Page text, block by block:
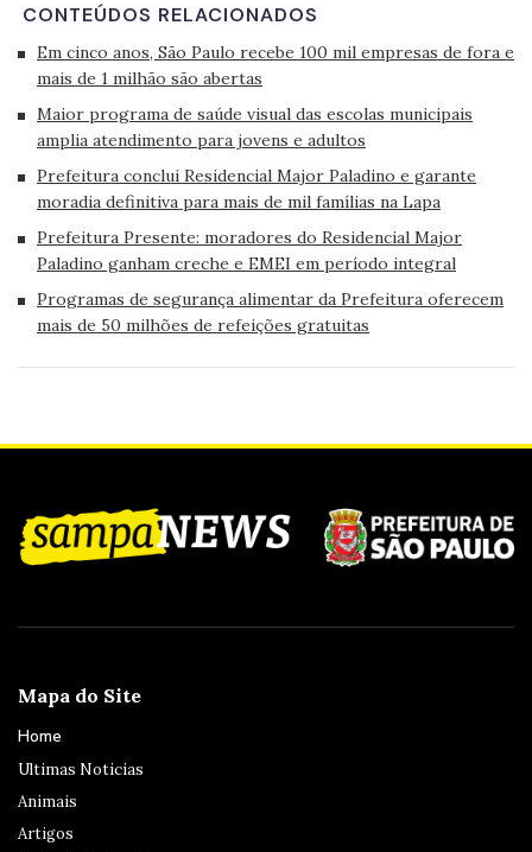
CONTEÚDOS RELACIONADOS
Em cinco anos, São Paulo recebe 100 mil empresas de fora e
mais de 1 milhão são abertas
Maior programa de saúde visual das escolas municipais
amplia atendimento para jovens e adultos
Prefeitura conclui Residencial Major Paladino e garante
moradia definitiva para mais de mil famílias na Lapa
Prefeitura Presente: moradores do Residencial Major
Paladino ganham creche e EMEI em período integral
Programas de segurança alimentar da Prefeitura oferecem
mais de 50 milhões de refeições gratuitas
Mapa do Site
Home
Ultimas Noticias
Animais
Artigos